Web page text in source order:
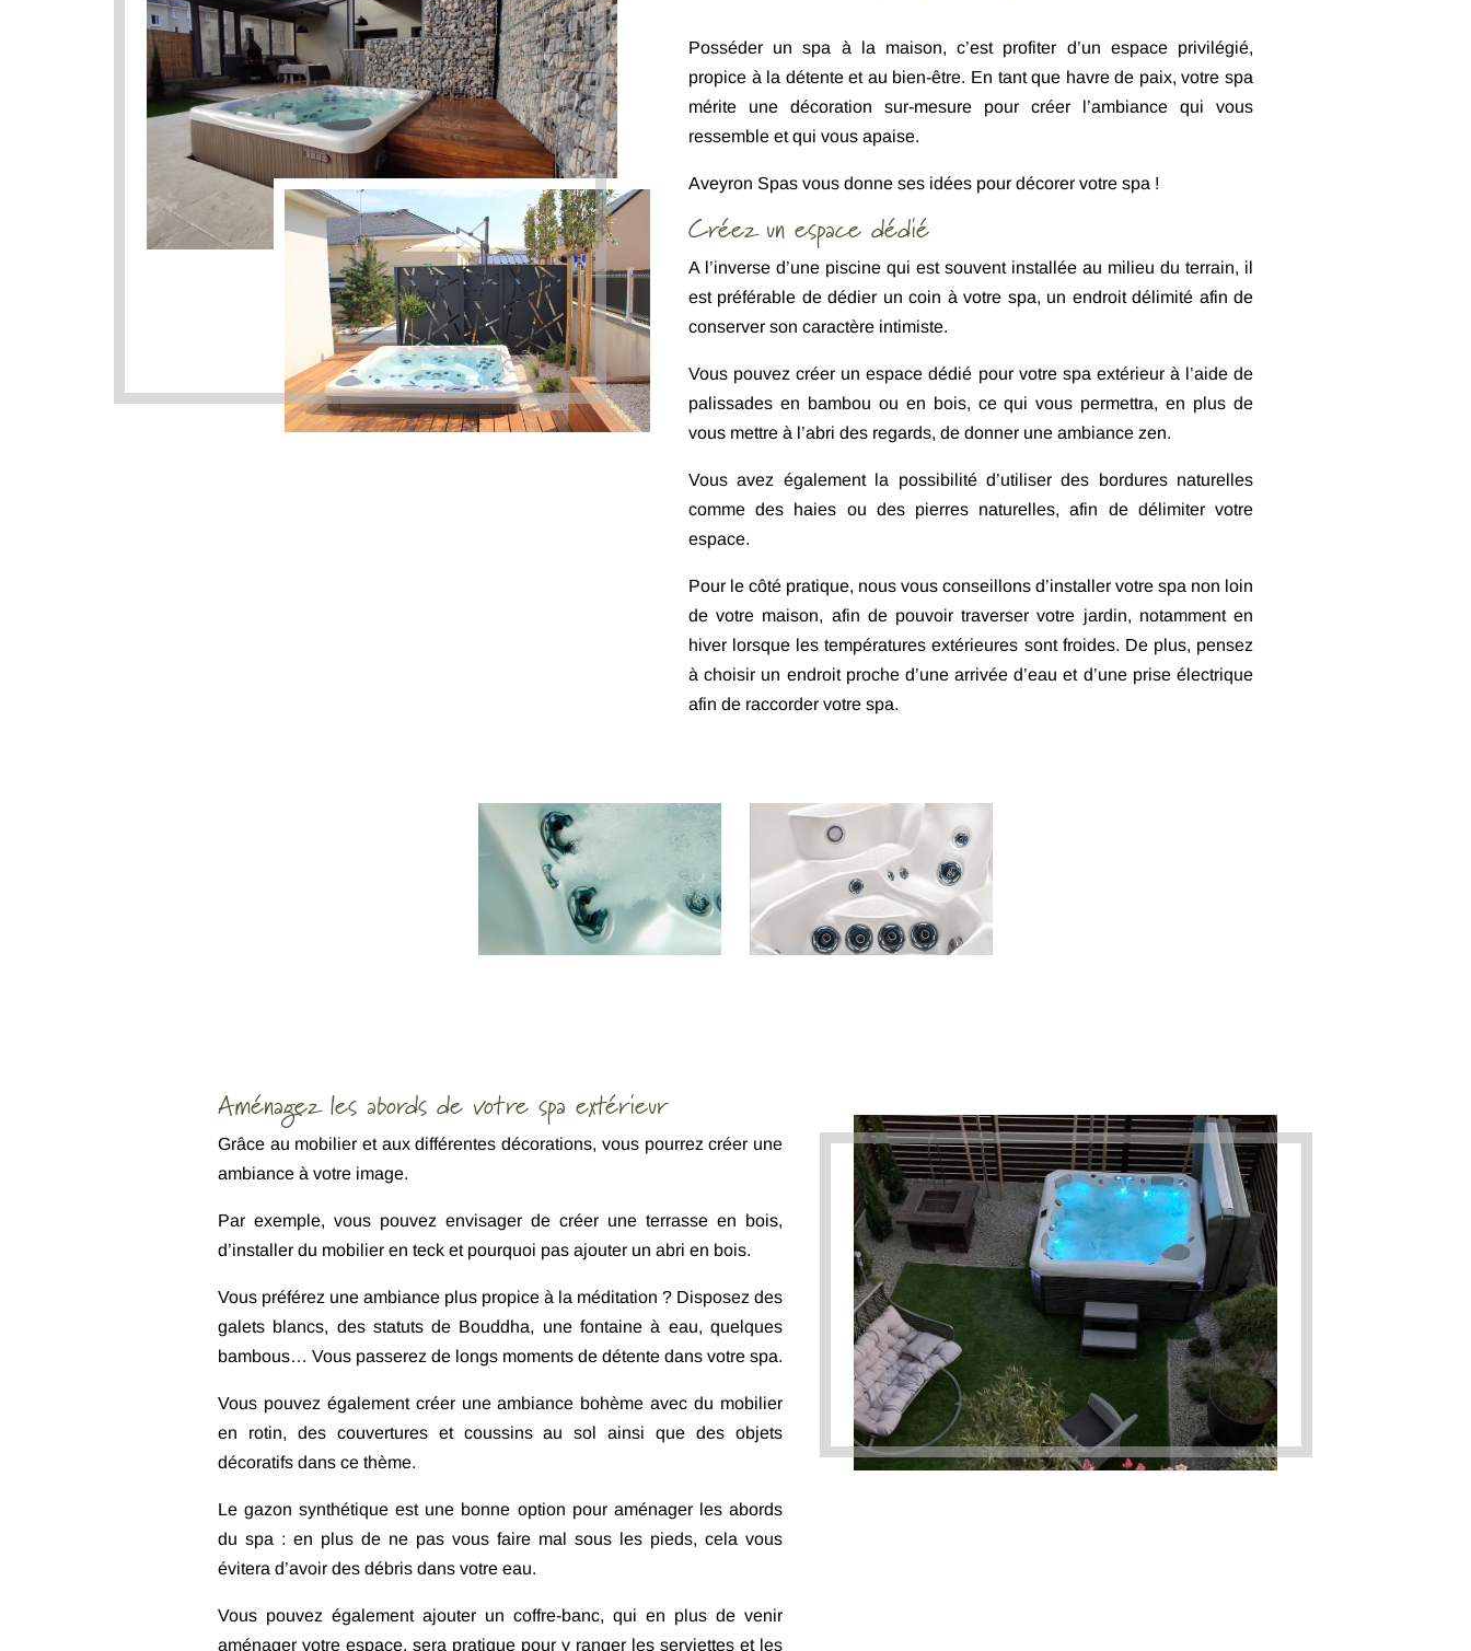
Posséder un spa à la maison, c’est profiter d’un espace privilégié,
propice à la détente et au bien-être. En tant que havre de paix, votre spa
mérite une décoration sur-mesure pour créer l’ambiance qui vous
ressemble et qui vous apaise.
Aveyron Spas vous donne ses idées pour décorer votre spa !
Créez un espace dédié
A l’inverse d’une piscine qui est souvent installée au milieu du terrain, il
est préférable de dédier un coin à votre spa, un endroit délimité afin de
conserver son caractère intimiste.
Vous pouvez créer un espace dédié pour votre spa extérieur à l’aide de
palissades en bambou ou en bois, ce qui vous permettra, en plus de
vous mettre à l’abri des regards, de donner une ambiance zen.
Vous avez également la possibilité d’utiliser des bordures naturelles
comme des haies ou des pierres naturelles, afin de délimiter votre
espace.
Pour le côté pratique, nous vous conseillons d’installer votre spa non loin
de votre maison, afin de pouvoir traverser votre jardin, notamment en
hiver lorsque les températures extérieures sont froides. De plus, pensez
à choisir un endroit proche d’une arrivée d’eau et d’une prise électrique
afin de raccorder votre spa.
Aménagez les abords de votre spa extérieur
Grâce au mobilier et aux différentes décorations, vous pourrez créer une
ambiance à votre image.
Par exemple, vous pouvez envisager de créer une terrasse en bois,
d’installer du mobilier en teck et pourquoi pas ajouter un abri en bois.
Vous préférez une ambiance plus propice à la méditation ? Disposez des
galets blancs, des statuts de Bouddha, une fontaine à eau, quelques
bambous… Vous passerez de longs moments de détente dans votre spa.
Vous pouvez également créer une ambiance bohème avec du mobilier
en rotin, des couvertures et coussins au sol ainsi que des objets
décoratifs dans ce thème.
Le gazon synthétique est une bonne option pour aménager les abords
du spa : en plus de ne pas vous faire mal sous les pieds, cela vous
évitera d’avoir des débris dans votre eau.
Vous pouvez également ajouter un coffre-banc, qui en plus de venir
aménager votre espace, sera pratique pour y ranger les serviettes et les